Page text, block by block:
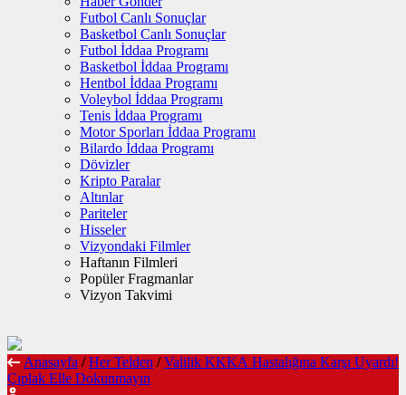
Futbol Canlı Sonuçlar
Basketbol Canlı Sonuçlar
Futbol İddaa Programı
Basketbol İddaa Programı
Hentbol İddaa Programı
Voleybol İddaa Programı
Tenis İddaa Programı
Motor Sporları İddaa Programı
Bilardo İddaa Programı
Dövizler
Kripto Paralar
Altınlar
Pariteler
Hisseler
Vizyondaki Filmler
Haftanın Filmleri
Popüler Fragmanlar
Vizyon Takvimi
Anasayfa / Her Telden / Valilik KKKA Hastalığına Karşı Uyardı!
Çıplak Elle Dokunmayın